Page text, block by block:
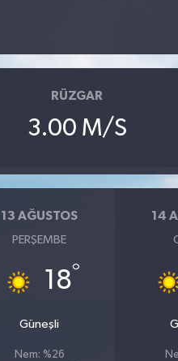
RÜZGAR
3.00 M/S
13 AĞUSTOS
PERŞEMBE
18°
Güneşli
Nem: %26
14